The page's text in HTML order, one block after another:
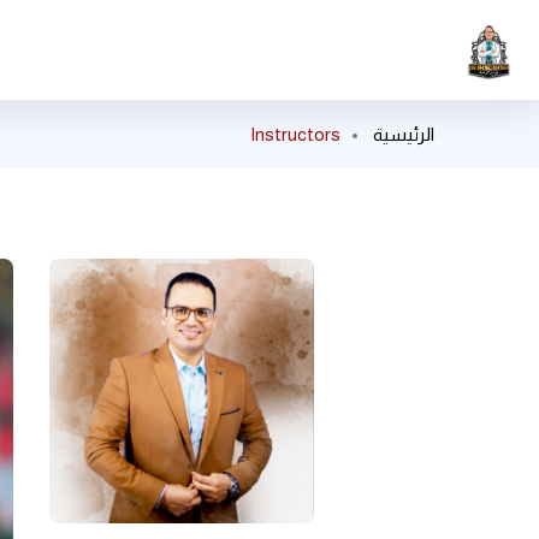
الرئيسية Instructors